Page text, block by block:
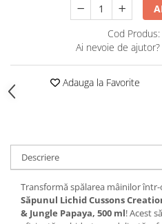
Hrana Umeda
Hrana Uscata
Ingrijire Animale
Dus si Baie
Accesorii Baie
Gel de Dus pentru Copii
Pudra de Talc
Cod Produs:
Ai nevoie de ajutor?
Adauga la Favorite
Descriere
Transformă spălarea mâinilor
Săpunul Lichid Cussons
& Jungle Papaya, 500 ml! Acest